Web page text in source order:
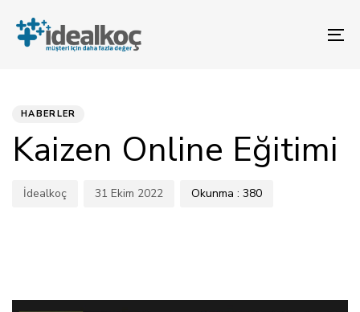
atla
gezinme
bölümüne
atlaHABERLER
Kaizen Online Eğitimi
İdealkoç 31 Ekim 2022 Okunma : 380